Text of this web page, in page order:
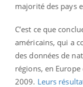
majorité des pays
C’est ce que
américains, qui a
des données de
régions, en
2009. Leurs